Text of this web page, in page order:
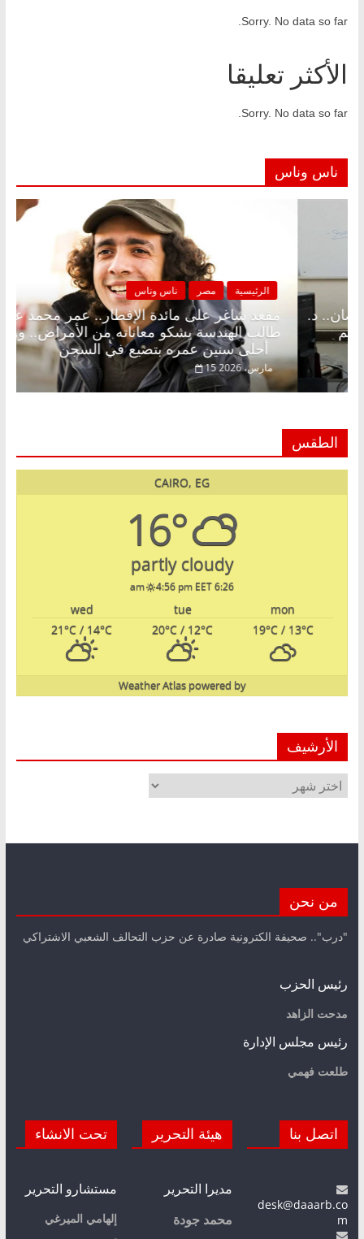
Sorry. No data so far.
الأكثر تعليقا
Sorry. No data so far.
ناس وناس
الرئيسية
مقعد شاغر
طالب
أحلى سنين عمره بتضيع في السجن
15 مارس، 2026
ناس وناس
على الإفطار وبلكونة بلا زينة رمضان.. د.
فاروق خبير اقتصادي في انتظار حلم
الطقس
CAIRO, EG
16°
partly cloudy
6:26 am
4:56 pm EET
mon
tue
wed
19°C/ 13°C
20°C / 12°C
21°C / 14°C
powered by
Weather Atlas
الأرشيف
الأرشيف
من نحن
"درب".. صحيفة الكترونية صادرة عن حزب التحالف الشعبي الاشتراكي
رئيس الحزب
مدحت الزاهد
رئيس مجلس الإدارة
طلعت فهمي
اتصل بنا
desk@daaarb.co
m
هيئة التحرير
مديرا التحرير
محمد جودة
تحت الانشاء
مستشارو التحرير
إلهامي الميرغي